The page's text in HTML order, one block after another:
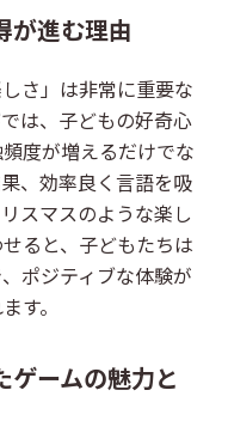
が進む理由
さ」は非常に重要な
は、子どもの好奇心
度が増えるだけでな
、効率良く言語を吸
スマスのような楽し
ると、子どもたちは
ポジティブな体験が
す。
ゲームの魅力と